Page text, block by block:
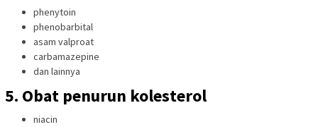
phenytoin
phenobarbital
asam valproat
carbamazepine
dan lainnya
5. Obat penurun kolesterol
niacin